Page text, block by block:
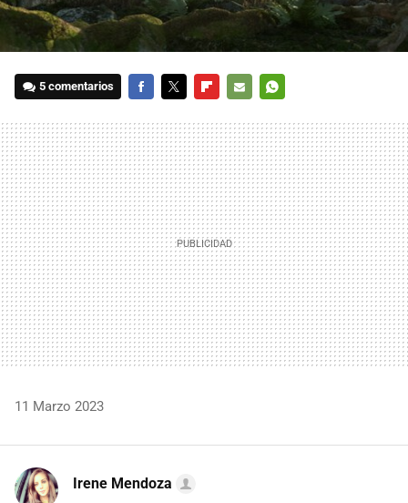
5 comentarios
MAIL
11 Marzo 2023
Irene Mendoza